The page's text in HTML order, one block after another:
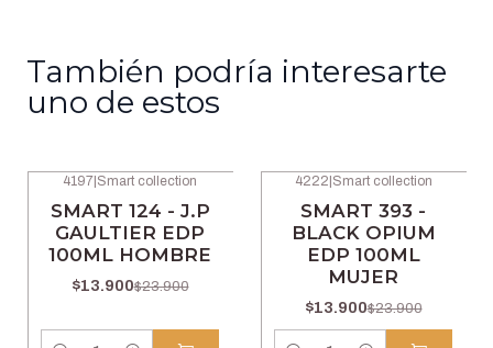
También podría interesarte
uno de estos
4197 Smart collection
SMART 124 - J.P
GAULTIER EDP
100ML HOMBRE
$13.900$23.900
4222 Smart collection
SMART 393 -
BLACK OPIUM
EDP 100ML
MUJER
$13.900$23.900